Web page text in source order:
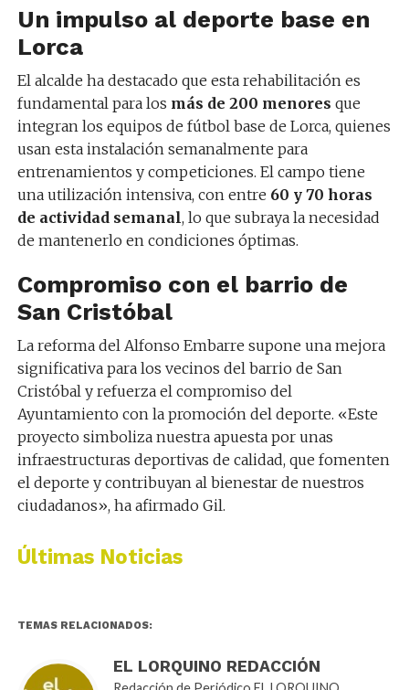
Un impulso al deporte base en
Lorca
El alcalde ha destacado que esta rehabilitación es
fundamental para los más de 200 menores que
integran los equipos de fútbol base de Lorca, quienes
usan esta instalación semanalmente para
entrenamientos y competiciones. El campo tiene
una utilización intensiva, con entre 60 y 70 horas
de actividad semanal, lo que subraya la necesidad
de mantenerlo en condiciones óptimas.
Compromiso con el barrio de
San Cristóbal
La reforma del Alfonso Embarre supone una mejora
significativa para los vecinos del barrio de San
Cristóbal y refuerza el compromiso del
Ayuntamiento con la promoción del deporte. «Este
proyecto simboliza nuestra apuesta por unas
infraestructuras deportivas de calidad, que fomenten
el deporte y contribuyan al bienestar de nuestros
ciudadanos», ha afirmado Gil.
Últimas Noticias
TEMAS RELACIONADOS:
EL LORQUINO REDACCIÓN